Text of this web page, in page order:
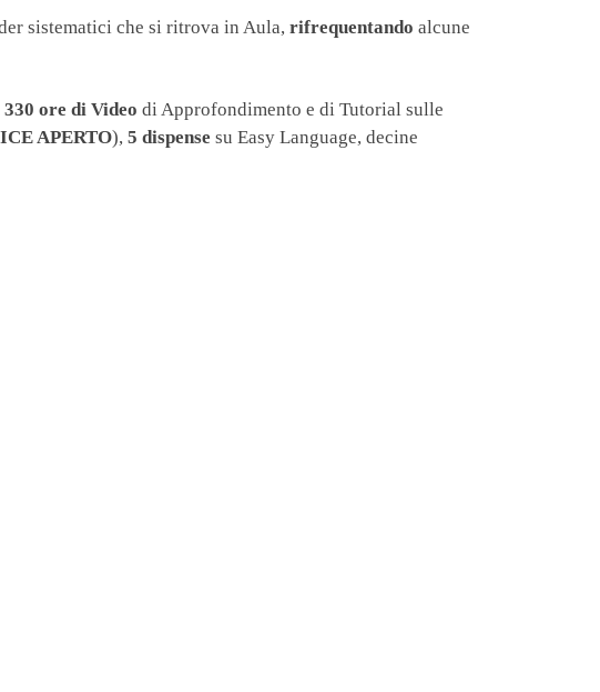
sistematici che si ritrova in Aula,rifrequentando alcune
330 ore di Videodi Approfondimento e di Tutorial sulle
APERTO),5 dispense su Easy Language, decine